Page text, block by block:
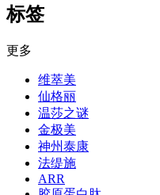
标签
更多
维萃美
仙格丽
温莎之谜
金极美
神州泰康
法缇施
ARR